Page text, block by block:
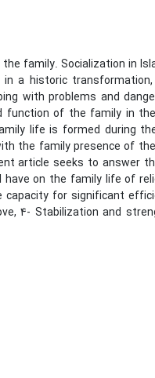
family. Socialization in
a historic
with problems and
of the family in
life is formed during
the family presence of
article seeks to answer
on the family life of
for significant
4- Stabilization and